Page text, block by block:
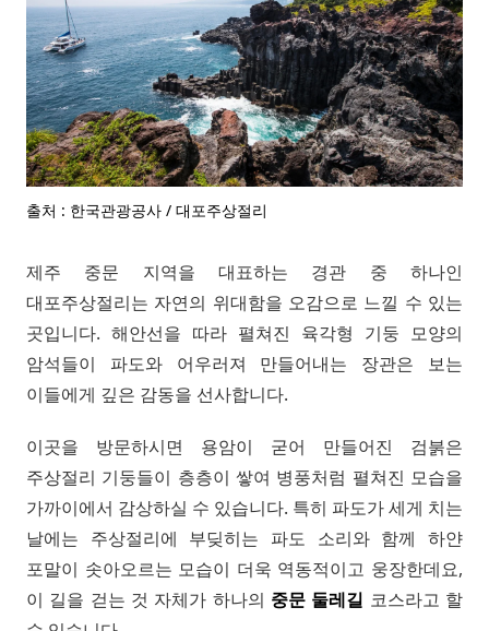
출처 : 한국관광공사 / 대포주상절리
제주 중문 지역을 대표하는 경관 중 하나인
대포주상절리는 자연의 위대함을 오감으로 느낄 수 있는
곳입니다. 해안선을 따라 펼쳐진 육각형 기둥 모양의
암석들이 파도와 어우러져 만들어내는 장관은 보는
이들에게 깊은 감동을 선사합니다.
이곳을 방문하시면 용암이 굳어 만들어진 검붉은
주상절리 기둥들이 층층이 쌓여 병풍처럼 펼쳐진 모습을
가까이에서 감상하실 수 있습니다. 특히 파도가 세게 치는
날에는 주상절리에 부딪히는 파도 소리와 함께 하얀
포말이 솟아오르는 모습이 더욱 역동적이고 웅장한데요,
이 길을 걷는 것 자체가 하나의 중문 둘레길 코스라고 할